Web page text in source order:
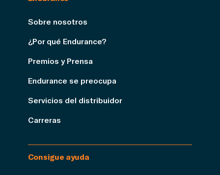
Sobre nosotros
¿Por qué Endurance?
Premios y Prensa
Endurance se preocupa
Servicios del distribuidor
Carreras
Consigue ayuda